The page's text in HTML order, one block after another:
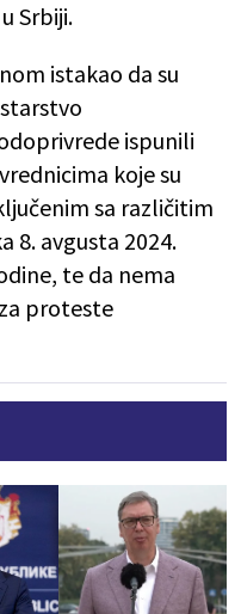
Srbiji.
istakao da su
ispunili
koje su
sa različitim
8. avgusta 2024.
te da nema
proteste